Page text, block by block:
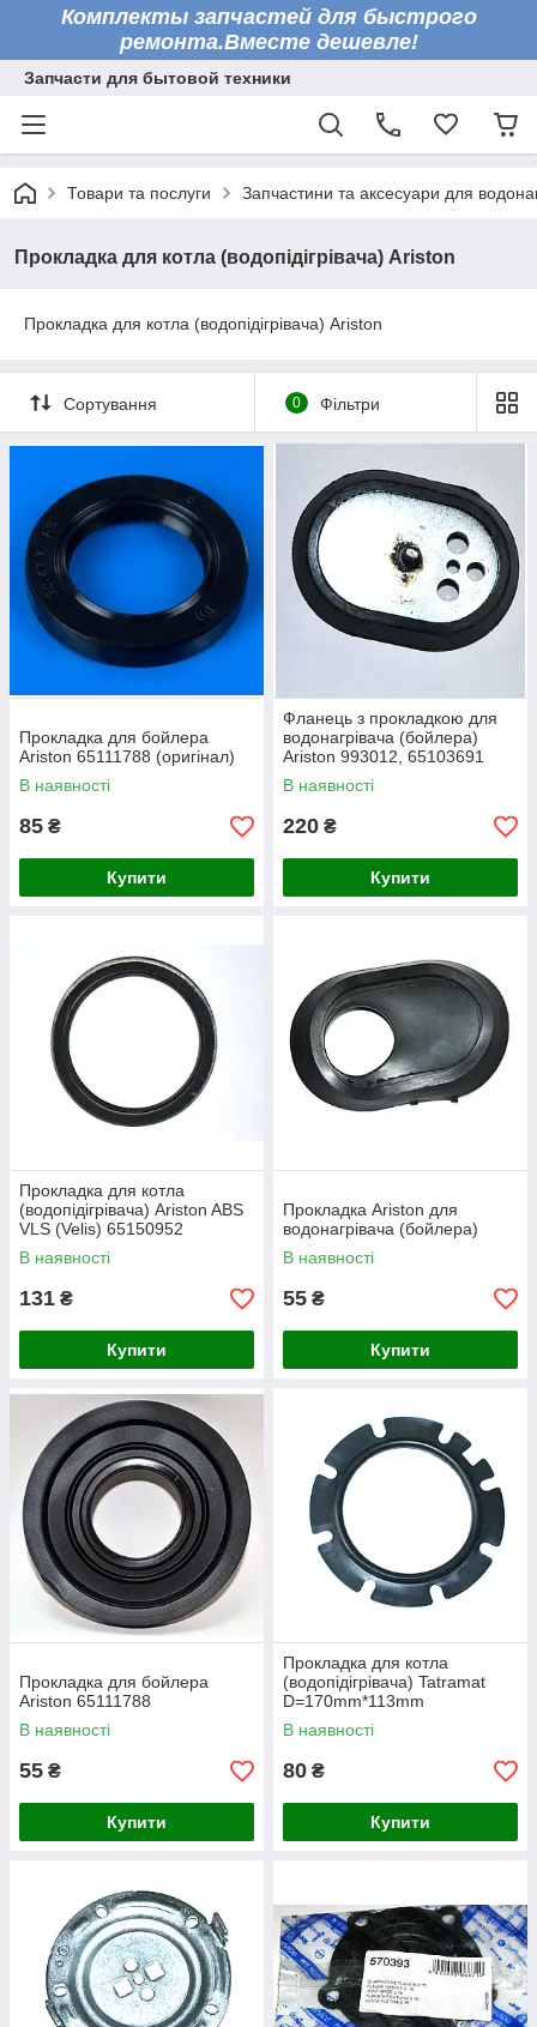
Комплекты запчастей для быстрого
ремонта.Вместе дешевле!
Запчасти для бытовой техники
Товари та послуги Запчастини та аксесуари для
Прокладка для котла (водопідігрівача) Ariston
Прокладка для котла (водопідігрівача) Ariston
Сортування 0 Фільтри
Прокладка для бойлера
Ariston 65111788 (оригінал)
В наявності
85 ₴
Купити
Фланець з прокладкою для
водонагрівача (бойлера)
Ariston 993012, 65103691
В наявності
220 ₴
Купити
Прокладка для котла
(водопідігрівача) Ariston ABS
VLS (Velis) 65150952
В наявності
131 ₴
Купити
Прокладка Ariston для
водонагрівача (бойлера)
В наявності
55 ₴
Купити
Прокладка для бойлера
Ariston 65111788
В наявності
55 ₴
Купити
Прокладка для котла
(водопідігрівача) Tatramat
D=170mm*113mm
В наявності
80 ₴
Купити